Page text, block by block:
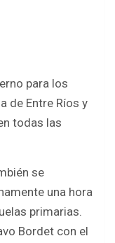
para los
de Entre Ríos y
todas las
se
una hora
primarias.
Bordet con el